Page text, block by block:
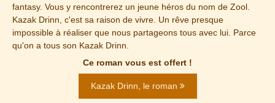
fantasy. Vous y rencontrerez un jeune héros du nom de Zool.
Kazak Drinn, c'est sa raison de vivre. Un rêve presque
impossible à réaliser que nous partageons tous avec lui. Parce
qu'on a tous son Kazak Drinn.
Ce roman vous est offert !
Kazak Drinn, le roman